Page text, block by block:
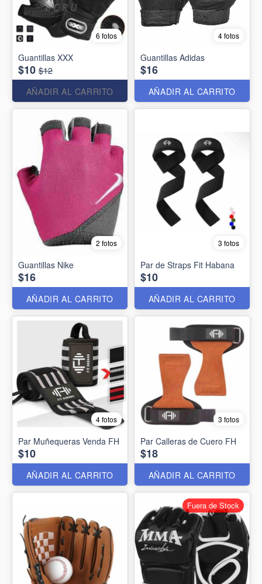
6 fotos
Guantillas XXX
$10 $12
AÑADIR AL CARRITO
4 fotos
Guantillas Adidas
$16
AÑADIR AL CARRITO
2 fotos
Guantillas Nike
$16
AÑADIR AL CARRITO
3 fotos
Par de Straps Fit Habana
$10
AÑADIR AL CARRITO
4 fotos
Par Muñequeras Venda FH
$10
AÑADIR AL CARRITO
3 fotos
Par Calleras de Cuero FH
$18
AÑADIR AL CARRITO
Fuera de Stock